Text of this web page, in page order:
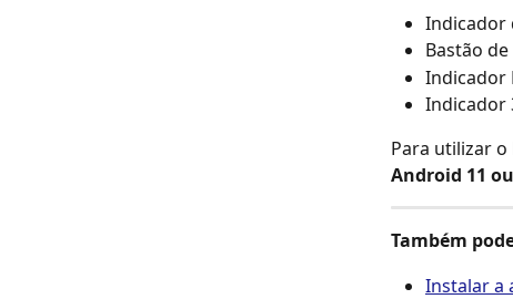
Indicador
Bastão de
Indicador
Indicador
Para utilizar
Android 11
Também
Instalar a